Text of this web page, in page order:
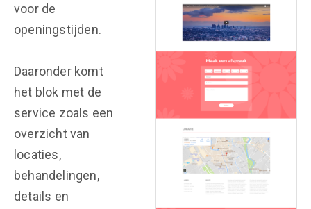
voor de
openingstijden.
Daaronder komt
het blok met de
service zoals een
overzicht van
locaties,
behandelingen,
details en